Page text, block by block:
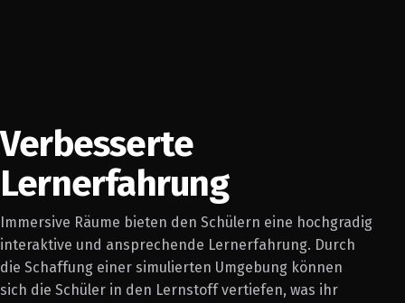
Verbesserte
Lernerfahrung
Immersive Räume bieten den Schülern eine hochgradig
interaktive und ansprechende Lernerfahrung. Durch
die Schaffung einer simulierten Umgebung können
sich die Schüler in den Lernstoff vertiefen, was ihr